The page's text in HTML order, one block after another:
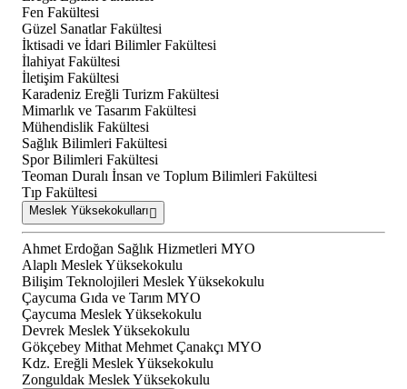
Fen Fakültesi
Güzel Sanatlar Fakültesi
İktisadi ve İdari Bilimler Fakültesi
İlahiyat Fakültesi
İletişim Fakültesi
Karadeniz Ereğli Turizm Fakültesi
Mimarlık ve Tasarım Fakültesi
Mühendislik Fakültesi
Sağlık Bilimleri Fakültesi
Spor Bilimleri Fakültesi
Teoman Duralı İnsan ve Toplum Bilimleri Fakültesi
Tıp Fakültesi
Meslek Yüksekokulları
Ahmet Erdoğan Sağlık Hizmetleri MYO
Alaplı Meslek Yüksekokulu
Bilişim Teknolojileri Meslek Yüksekokulu
Çaycuma Gıda ve Tarım MYO
Çaycuma Meslek Yüksekokulu
Devrek Meslek Yüksekokulu
Gökçebey Mithat Mehmet Çanakçı MYO
Kdz. Ereğli Meslek Yüksekokulu
Zonguldak Meslek Yüksekokulu